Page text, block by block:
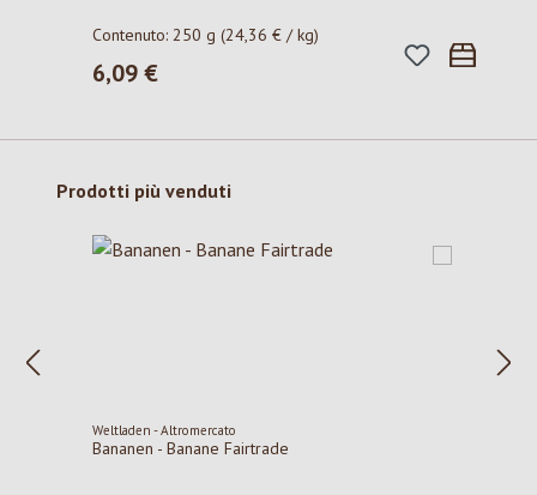
Contenuto:250 g(24,36 € / kg)
Prezzo normale:
6,09 €
Salta la galleria dei prodotti
Prodotti più venduti
Weltladen - Altromercato
Bananen - Banane Fairtrade